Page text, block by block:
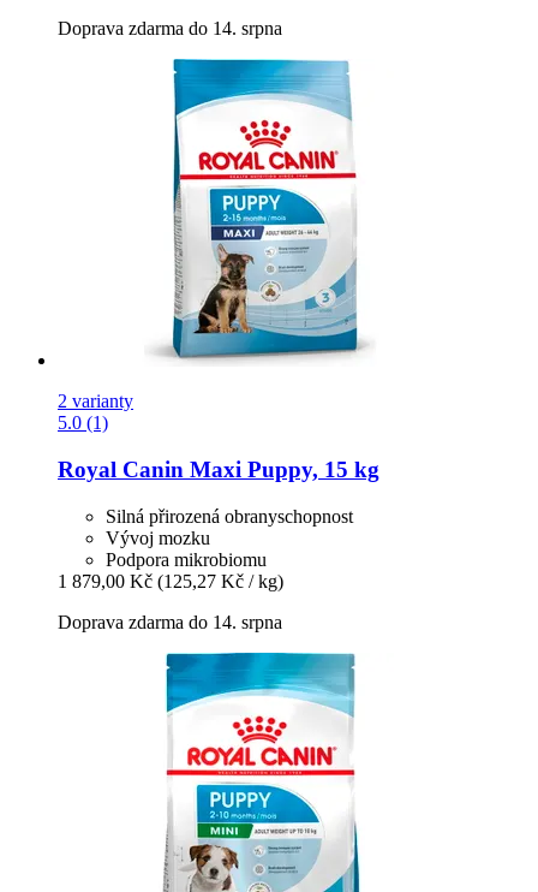
Doprava zdarma do 14. srpna
2 varianty
5.0 (1)
Royal Canin Maxi Puppy, 15 kg
Silná přirozená obranyschopnost
Vývoj mozku
Podpora mikrobiomu
1 879,00 Kč (125,27 Kč / kg)
Doprava zdarma do 14. srpna